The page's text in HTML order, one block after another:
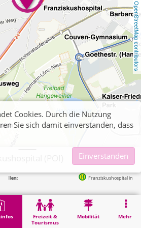
OpenStreetMap contributors
Freizeit &
Tourismus
Mobilität Mehr
(POI)
Franziskushospital in 85m
Franziskushospital (POI)
Cookies. Durch die Nutzung
Sie sich damit einverstanden, dass
Einverstanden